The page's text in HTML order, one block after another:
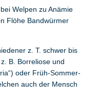
Welpen zu Anämie
Flöhe Bandwürmer
z. T. schwer bis
B. Borreliose und
oder Früh-Sommer-
auch der Mensch